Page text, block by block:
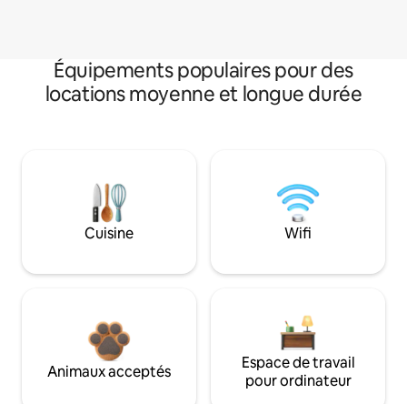
Équipements populaires pour des
locations moyenne et longue durée
Cuisine Wifi
Animaux acceptés
Espace de travail
pour ordinateur